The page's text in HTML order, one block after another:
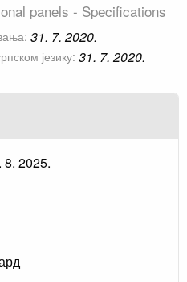
panels - Specifications
31. 7. 2020.
језику: 31. 7. 2020.
8. 2025.